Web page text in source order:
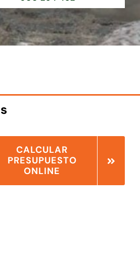
CALCULAR
PRESUPUESTO
ONLINE